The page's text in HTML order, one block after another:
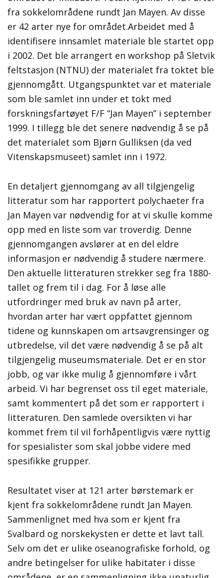
fra sokkelområdene rundt Jan Mayen. Av disse
er 42 arter nye for området.Arbeidet med å
identifisere innsamlet materiale ble startet opp
i 2002. Det ble arrangert en workshop på Sletvik
feltstasjon (NTNU) der materialet fra toktet ble
gjennomgått. Utgangspunktet var et materiale
som ble samlet inn under et tokt med
forskningsfartøyet F/F “Jan Mayen” i september
1999. I tillegg ble det senere nødvendig å se på
det materialet som Bjørn Gulliksen (da ved
Vitenskapsmuseet) samlet inn i 1972.
En detaljert gjennomgang av all tilgjengelig
litteratur som har rapportert polychaeter fra
Jan Mayen var nødvendig for at vi skulle komme
opp med en liste som var troverdig. Denne
gjennomgangen avslører at en del eldre
informasjon er nødvendig å studere nærmere.
Den aktuelle litteraturen strekker seg fra 1880-
tallet og frem til i dag. For å løse alle
utfordringer med bruk av navn på arter,
hvordan arter har vært oppfattet gjennom
tidene og kunnskapen om artsavgrensinger og
utbredelse, vil det være nødvendig å se på alt
tilgjengelig museumsmateriale. Det er en stor
jobb, og var ikke mulig å gjennomføre i vårt
arbeid. Vi har begrenset oss til eget materiale,
samt kommentert på det som er rapportert i
litteraturen. Den samlede oversikten vi har
kommet frem til vil forhåpentligvis være nyttig
for spesialister som skal jobbe videre med
spesifikke grupper.
Resultatet viser at 121 arter børstemark er
kjent fra sokkelområdene rundt Jan Mayen.
Sammenlignet med hva som er kjent fra
Svalbard og norskekysten er dette et lavt tall.
Selv om det er ulike oseanografiske forhold, og
andre betingelser for ulike habitater i disse